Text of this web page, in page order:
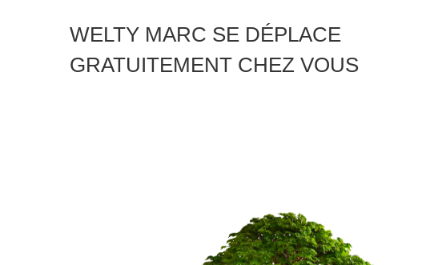
WELTY MARC SE DÉPLACE
GRATUITEMENT CHEZ VOUS